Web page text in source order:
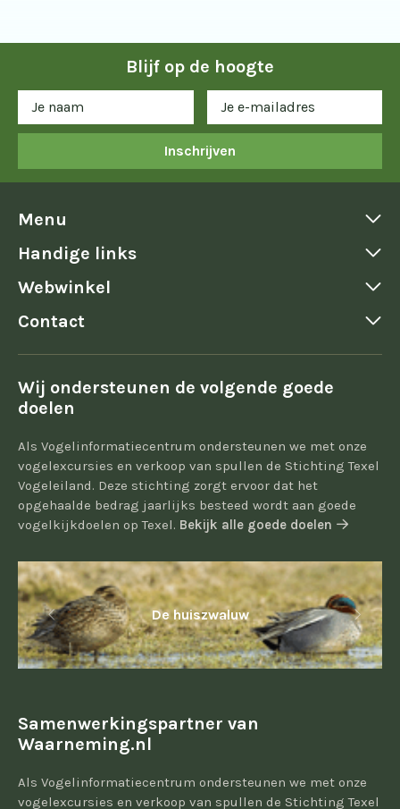
Blijf op de hoogte
Inschrijven
Menu
Handige links
Webwinkel
Contact
Wij ondersteunen de volgende goede
doelen
Als Vogelinformatiecentrum ondersteunen we met onze
vogelexcursies en verkoop van spullen de Stichting Texel
Vogeleiland. Deze stichting zorgt ervoor dat het
opgehaalde bedrag jaarlijks besteed wordt aan goede
vogelkijkdoelen op Texel. Bekijk alle goede doelen
De huiszwaluw
Samenwerkingspartner van
Waarneming.nl
Als Vogelinformatiecentrum ondersteunen we met onze
vogelexcursies en verkoop van spullen de Stichting Texel